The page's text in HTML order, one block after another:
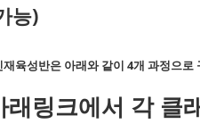
능)
육성반은 아래와 같이 4개 과정으로
래링크에서 각 클